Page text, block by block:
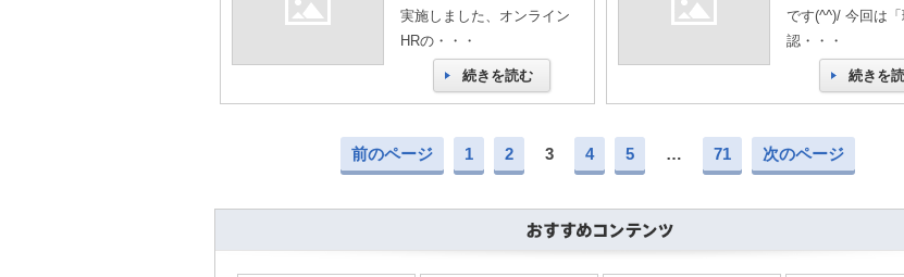
実施しました、オンライン
HRの・・・
続きを読む
です(^^)/ 今回は
認・・・
続きを
前のページ 1 2 3 4 5 … 71 次のページ